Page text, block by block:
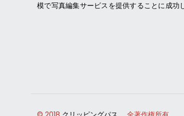
模で写真編集サービスを提供することに成功